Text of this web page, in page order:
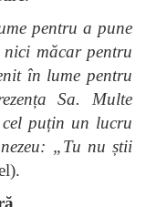
pentru a pune
măcar pentru
în lume pentru
Sa. Multe
cel puțin un lucru
„Tu nu știi